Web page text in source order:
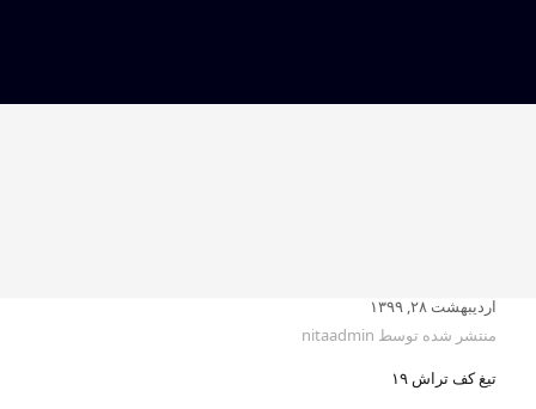
اردیبهشت ۲۸, ۱۳۹۹
منتشر شده توسط nitaadmin
تیغ کف تراش ۱۹